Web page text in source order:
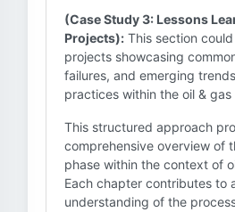
(Case Study 3: Lessons
Projects): This section
projects showcasing
failures, and emerging
practices within the oil &
This structured approach
comprehensive overview of
phase within the context of
Each chapter contributes to
understanding of the